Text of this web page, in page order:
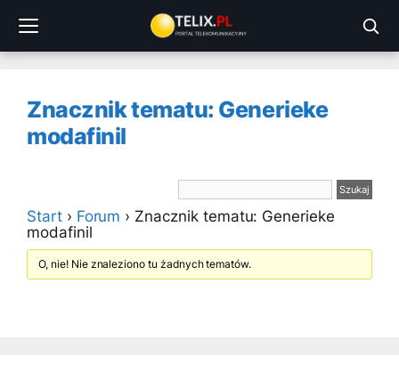
treści
Znacznik tematu: Generieke
modafinil
Start › Forum › Znacznik tematu: Generieke
modafinil
O, nie! Nie znaleziono tu żadnych tematów.